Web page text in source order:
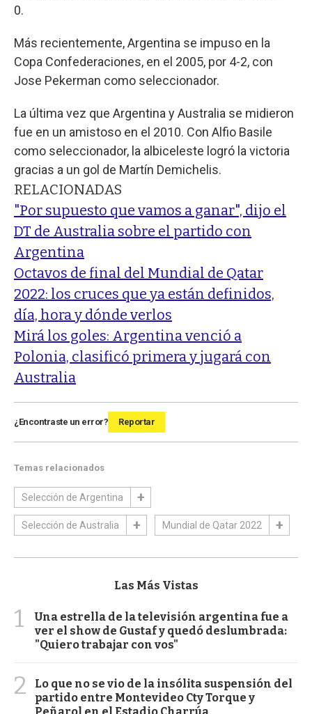
0.
Más recientemente, Argentina se impuso en la
Copa Confederaciones, en el 2005, por 4-2, con
Jose Pekerman como seleccionador.
La última vez que Argentina y Australia se midieron
fue en un amistoso en el 2010. Con Alfio Basile
como seleccionador, la albiceleste logró la victoria
gracias a un gol de Martín Demichelis.
RELACIONADAS
"Por supuesto que vamos a ganar", dijo el
DT de Australia sobre el partido con
Argentina
Octavos de final del Mundial de Qatar
2022: los cruces que ya están definidos,
día, hora y dónde verlos
Mirá los goles: Argentina venció a
Polonia, clasificó primera y jugará con
Australia
¿Encontraste un error? Reportar
Temas relacionados
Selección de Argentina
Selección de Australia Mundial de Qatar 2022
Las Más Vistas
1
Una estrella de la televisión argentina fue a
ver el show de Gustaf y quedó deslumbrada:
"Quiero trabajar con vos"
2
Lo que no se vio de la insólita suspensión del
partido entre Montevideo Cty Torque y